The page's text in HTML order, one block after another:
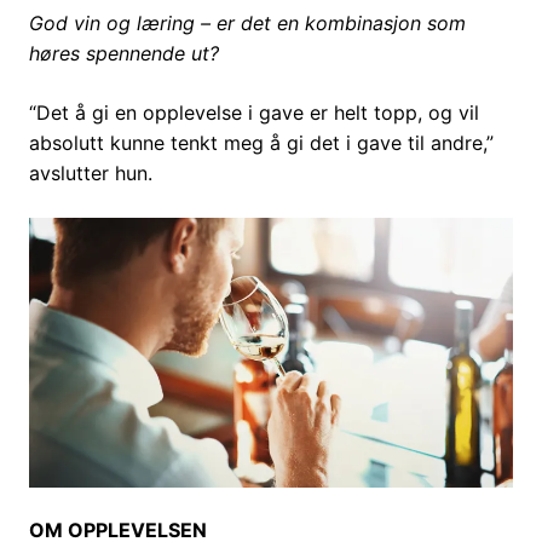
God vin og læring – er det en kombinasjon som
høres spennende ut?
“Det å gi en opplevelse i gave er helt topp, og vil
absolutt kunne tenkt meg å gi det i gave til andre,”
avslutter hun.
OM OPPLEVELSEN